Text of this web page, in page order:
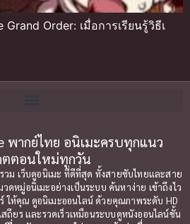
Order: เมื่อการเรียนรู้วิธีเ
พากย์ไทย อนิเมะครบทุกแนว
ตตอนใหม่ทุกวัน
วม เว็บดูอนิเมะ ที่ดีที่สุด ทั้งสายซับไทยและสาย
ดหมู่อนิเมะอย่างเป็นระบบ ค้นหาง่าย เข้าถึงไว
ให้คุณ ดูอนิเมะออนไลน์ ด้วยคุณภาพระดับ HD
สถียร และรวดเร็วเหมือนระบบดูหนังออนไลน์ชั้น